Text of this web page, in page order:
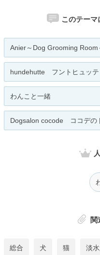
このテーマ
Anier～Dog Grooming Room
hundehutte フントヒュッテ
わんこと一緒
Dogsalon cocode ココデの
関
総合 犬 猫 淡